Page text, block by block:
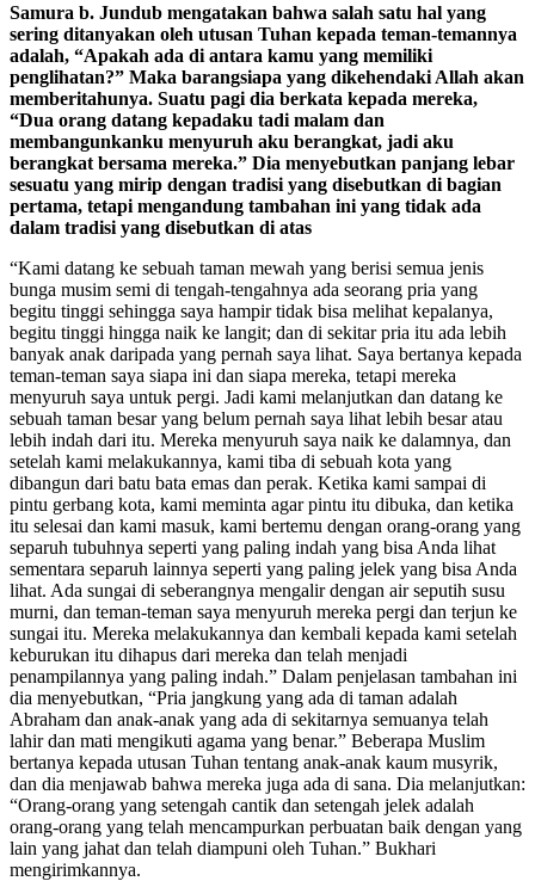
Samura b. Jundub mengatakan bahwa salah satu hal yang
sering ditanyakan oleh utusan Tuhan kepada teman-temannya
adalah, “Apakah ada di antara kamu yang memiliki
penglihatan?” Maka barangsiapa yang dikehendaki Allah akan
memberitahunya. Suatu pagi dia berkata kepada mereka,
“Dua orang datang kepadaku tadi malam dan
membangunkanku menyuruh aku berangkat, jadi aku
berangkat bersama mereka.” Dia menyebutkan panjang lebar
sesuatu yang mirip dengan tradisi yang disebutkan di bagian
pertama, tetapi mengandung tambahan ini yang tidak ada
dalam tradisi yang disebutkan di atas
“Kami datang ke sebuah taman mewah yang berisi semua jenis
bunga musim semi di tengah-tengahnya ada seorang pria yang
begitu tinggi sehingga saya hampir tidak bisa melihat kepalanya,
begitu tinggi hingga naik ke langit; dan di sekitar pria itu ada lebih
banyak anak daripada yang pernah saya lihat. Saya bertanya kepada
teman-teman saya siapa ini dan siapa mereka, tetapi mereka
menyuruh saya untuk pergi. Jadi kami melanjutkan dan datang ke
sebuah taman besar yang belum pernah saya lihat lebih besar atau
lebih indah dari itu. Mereka menyuruh saya naik ke dalamnya, dan
setelah kami melakukannya, kami tiba di sebuah kota yang
dibangun dari batu bata emas dan perak. Ketika kami sampai di
pintu gerbang kota, kami meminta agar pintu itu dibuka, dan ketika
itu selesai dan kami masuk, kami bertemu dengan orang-orang yang
separuh tubuhnya seperti yang paling indah yang bisa Anda lihat
sementara separuh lainnya seperti yang paling jelek yang bisa Anda
lihat. Ada sungai di seberangnya mengalir dengan air seputih susu
murni, dan teman-teman saya menyuruh mereka pergi dan terjun ke
sungai itu. Mereka melakukannya dan kembali kepada kami setelah
keburukan itu dihapus dari mereka dan telah menjadi
penampilannya yang paling indah.” Dalam penjelasan tambahan ini
dia menyebutkan, “Pria jangkung yang ada di taman adalah
Abraham dan anak-anak yang ada di sekitarnya semuanya telah
lahir dan mati mengikuti agama yang benar.” Beberapa Muslim
bertanya kepada utusan Tuhan tentang anak-anak kaum musyrik,
dan dia menjawab bahwa mereka juga ada di sana. Dia melanjutkan:
“Orang-orang yang setengah cantik dan setengah jelek adalah
orang-orang yang telah mencampurkan perbuatan baik dengan yang
lain yang jahat dan telah diampuni oleh Tuhan.” Bukhari
mengirimkannya.